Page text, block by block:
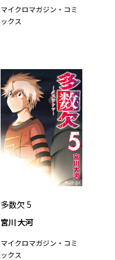
マイクロマガジン・コミ
ックス
多数欠 5
宮川 大河
マイクロマガジン・コミ
ックス